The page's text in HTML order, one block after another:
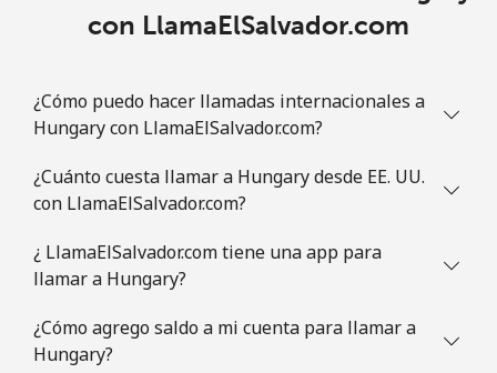
con LlamaElSalvador.com
¿Cómo puedo hacer llamadas internacionales a
Hungary con LlamaElSalvador.com?
¿Cuánto cuesta llamar a Hungary desde EE. UU.
con LlamaElSalvador.com?
¿ LlamaElSalvador.com tiene una app para
llamar a Hungary?
¿Cómo agrego saldo a mi cuenta para llamar a
Hungary?